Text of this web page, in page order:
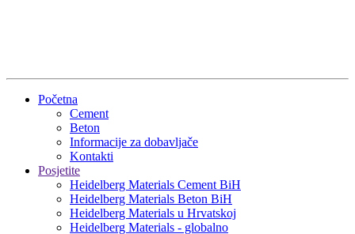
Početna
Cement
Beton
Informacije za dobavljače
Kontakti
Posjetite
Heidelberg Materials Cement BiH
Heidelberg Materials Beton BiH
Heidelberg Materials u Hrvatskoj
Heidelberg Materials - globalno